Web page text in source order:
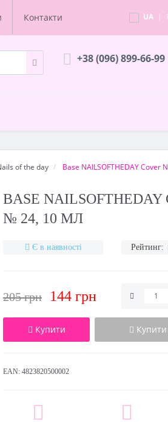
Контакти UA |
+38 (096) 899-66-99
of the day Base NAILSOFTHEDAY
BASE NAILSOFTHEDAY
№ 24, 10 МЛ
Є в наявності Рейтинг:
205 грн 144 грн
Купити Купити
EAN: 4823820500002